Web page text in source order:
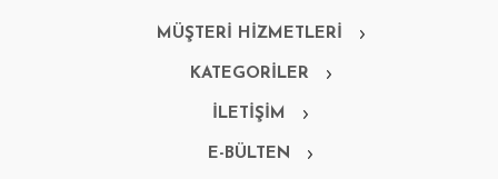
MÜŞTERİ HİZMETLERİ
KATEGORİLER
İLETİŞİM
E-BÜLTEN